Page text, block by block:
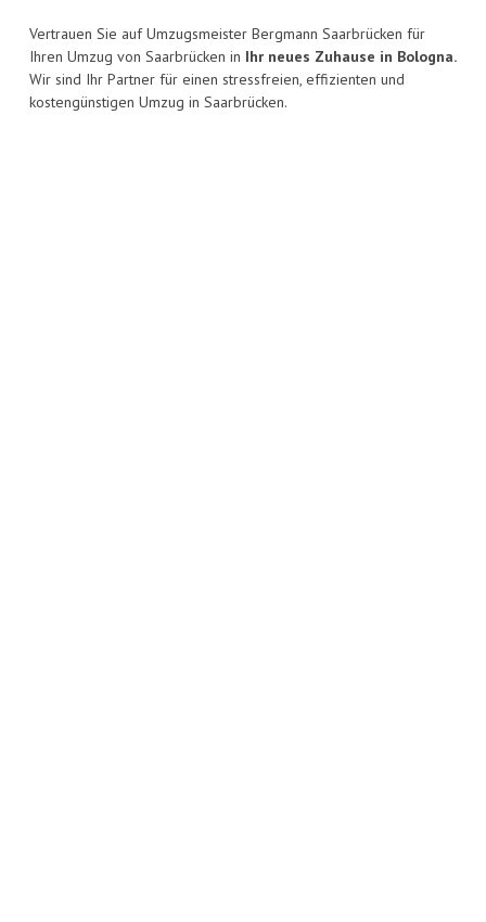
Vertrauen Sie auf Umzugsmeister Bergmann Saarbrücken für
Ihren Umzug von Saarbrücken in Ihr neues Zuhause in Bologna.
Wir sind Ihr Partner für einen stressfreien, effizienten und
kostengünstigen Umzug in Saarbrücken.